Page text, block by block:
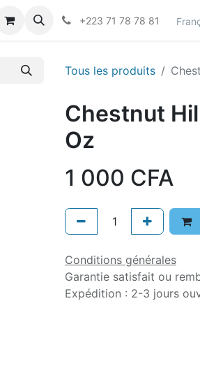
+223 71 78 78 81
Tous les produits
Chestnut
Oz
1 000 CFA
Conditions générales
Garantie satisfait ou
Expédition : 2-3 jours